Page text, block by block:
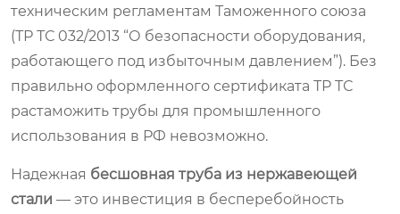
техническим регламентам Таможенного союза
(ТР ТС 032/2013 “О безопасности оборудования,
работающего под избыточным давлением”). Без
правильно оформленного сертификата ТР ТС
растаможить трубы для промышленного
использования в РФ невозможно.
Надежная бесшовная труба из нержавеющей
стали — это инвестиция в бесперебойность